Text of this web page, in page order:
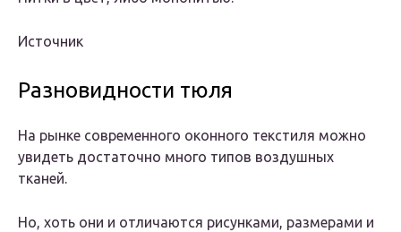
Источник
Разновидности тюля
На рынке современного оконного текстиля можно
увидеть достаточно много типов воздушных
тканей.
Но, хоть они и отличаются рисунками, размерами и